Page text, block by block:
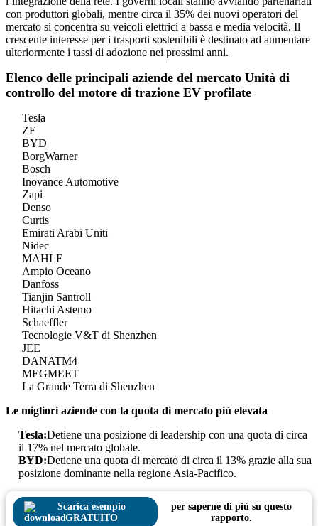
con produttori globali, mentre circa il 35% dei nuovi operatori del
mercato si concentra su veicoli elettrici a bassa e media velocità. Il
crescente interesse per i trasporti sostenibili è destinato ad aumentare
ulteriormente i tassi di adozione nei prossimi anni.
Elenco delle principali aziende del mercato Unità di
controllo del motore di trazione EV profilate
Tesla
ZF
BYD
BorgWarner
Bosch
Inovance Automotive
Zapi
Denso
Curtis
Emirati Arabi Uniti
Nidec
MAHLE
Ampio Oceano
Danfoss
Tianjin Santroll
Hitachi Astemo
Schaeffler
Tecnologie V&T di Shenzhen
JEE
DANATM4
MEGMEET
La Grande Terra di Shenzhen
Le migliori aziende con la quota di mercato più elevata
Tesla:Detiene una posizione di leadership con una quota di circa
il 17% nel mercato globale.
BYD:Detiene una quota di mercato di circa il 13% grazie alla sua
posizione dominante nella regione Asia-Pacifico.
Scarica esempio
GRATUITO
per saperne di più su questo
rapporto.